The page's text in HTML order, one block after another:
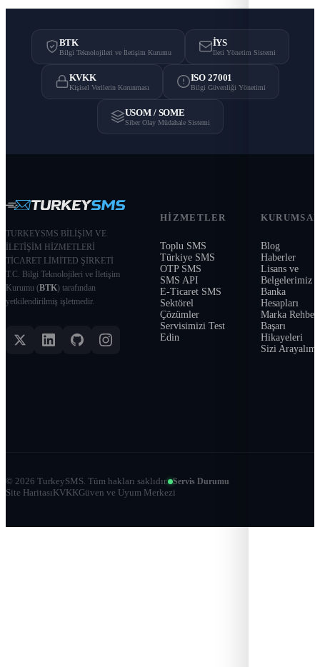
BTK
Bilgi Teknolojileri ve İletişim Kurumu
İYS
İleti Yönetim Sistemi
KVKK
Kişisel Verilerin Korunması
ISO 27001
Bilgi Güvenliği Yönetimi
USOM / SOME
Siber Olay Müdahale Sistemi
TURKEYSMS BİLİŞİM VE
İLETİŞİM HİZMETLERİ
TİCARET LİMİTED ŞİRKETİ
T.C. Bilgi Teknolojileri ve İletişim
Kurumu (BTK) tarafından
yetkilendirilmiş işletmedir.
HIZMETLER
Toplu SMS
Türkiye SMS
OTP SMS
SMS API
E-Ticaret SMS
Sektörel
Çözümler
Servisimizi Test
Edin
Blog
Haberler
Lisans ve
Belgelerimiz
Banka
Hesapları
Marka Rehberi
Başarı
Hikayeleri
Sizi Arayalım
© 2026 TurkeySMS. Tüm hakları saklıdır. Servis Durumu
Site HaritasıKVKKGüven ve Uyum Merkezi